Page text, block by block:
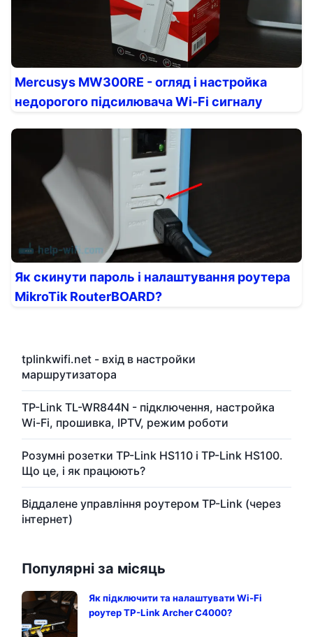
Mercusys MW300RE - огляд і настройка
недорогого підсилювача Wi-Fi сигналу
Як скинути пароль і налаштування роутера
MikroTik RouterBOARD?
tplinkwifi.net - вхід в настройки
маршрутизатора
TP-Link TL-WR844N - підключення, настройка
Wi-Fi, прошивка, IPTV, режим роботи
Розумні розетки TP-Link HS110 і TP-Link HS100.
Що це, і як працюють?
Віддалене управління роутером TP-Link (через
інтернет)
Популярні за місяць
Як підключити та налаштувати Wi-Fi
роутер TP-Link Archer C4000?